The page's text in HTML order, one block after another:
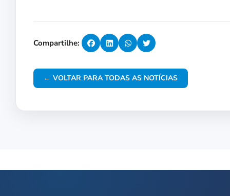
Compartilhe:
← VOLTAR PARA TODAS AS NOTÍCIAS